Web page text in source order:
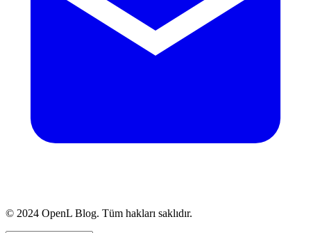
© 2024 OpenL Blog. Tüm hakları saklıdır.